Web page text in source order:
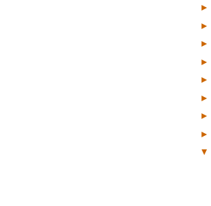
►
►
►
►
►
►
►
►
▼